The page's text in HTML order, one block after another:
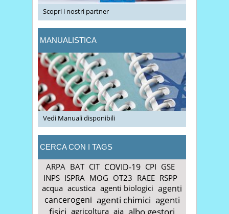
Scopri i nostri partner
MANUALISTICA
Vedi Manuali disponibili
CERCA CON I TAGS
ARPA BAT CIT COVID-19 CPI GSE
INPS ISPRA MOG OT23 RAEE RSPP
acqua acustica agenti biologici agenti
cancerogeni agenti chimici agenti
fisici agricoltura aia albo gestori